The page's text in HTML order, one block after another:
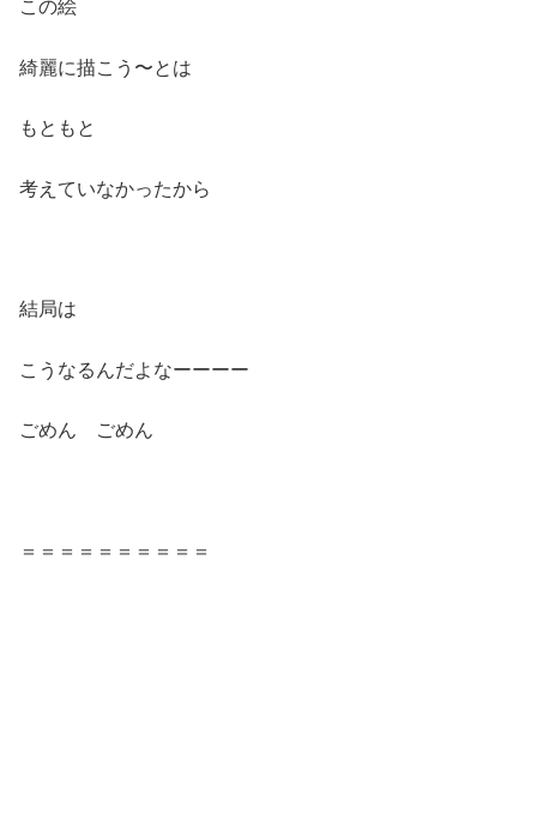
この絵
綺麗に描こう〜とは
もともと
考えていなかったから
結局は
こうなるんだよなーーーー
ごめん ごめん
＝＝＝＝＝＝＝＝＝＝